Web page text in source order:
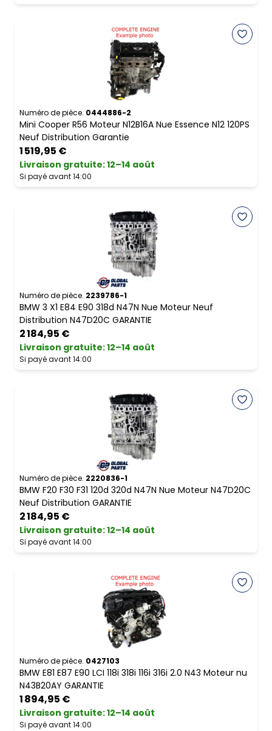
Numéro de pièce. 0444886-2
Mini Cooper R56 Moteur N12B16A Nue Essence N12 120PS
Neuf Distribution Garantie
1 519,95 €
Livraison gratuite:12–14 août
Si payé avant 14:00
Numéro de pièce. 2239786-1
BMW 3 X1 E84 E90 318d N47N Nue Moteur Neuf
Distribution N47D20C GARANTIE
2 184,95 €
Livraison gratuite:12–14 août
Si payé avant 14:00
Numéro de pièce. 2220836-1
BMW F20 F30 F31 120d 320d N47N Nue Moteur N47D20C
Neuf Distribution GARANTIE
2 184,95 €
Livraison gratuite:12–14 août
Si payé avant 14:00
Numéro de pièce. 0427103
BMW E81 E87 E90 LCI 118i 318i 116i 316i 2.0 N43 Moteur nu
N43B20AY GARANTIE
1 894,95 €
Livraison gratuite:12–14 août
Si payé avant 14:00